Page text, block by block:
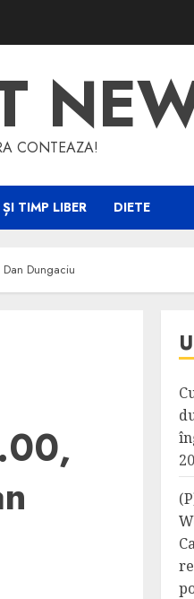
CONTEAZA!
TIMP LIBER DIETE
Dungaciu